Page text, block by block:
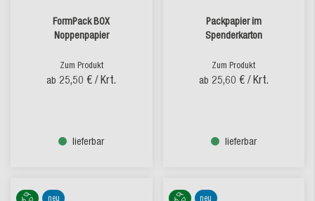
FormPack BOX
Noppenpapier
Zum Produkt
ab 25,50 € / Krt.
lieferbar
Packpapier im
Spenderkarton
Zum Produkt
ab 25,60 € / Krt.
lieferbar
neu neu